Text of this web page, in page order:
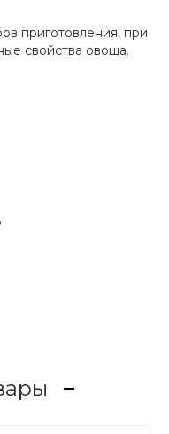
приготовления, при
свойства овоща.